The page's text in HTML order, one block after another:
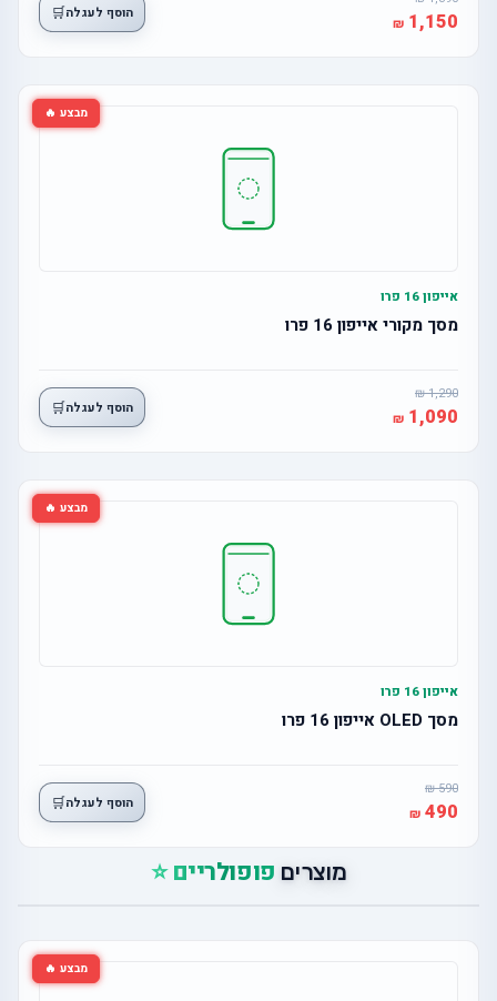
1,150 הוסף לעגלה🛒
מבצע 🔥
אייפון 16 פרו
מסך מקורי אייפון 16 פרו
1,290
1,090 הוסף לעגלה🛒
מבצע 🔥
אייפון 16 פרו
מסך OLED אייפון 16 פרו
590
490 הוסף לעגלה🛒
מוצרים פופולריים ⭐
מבצע 🔥